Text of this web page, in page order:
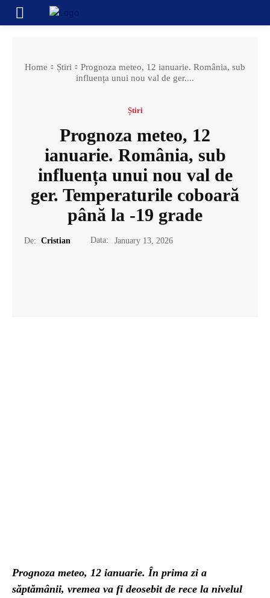
Home Știri
Prognoza meteo, 12 ianuarie. România, sub
influența unui nou val de ger....
Știri
Prognoza meteo, 12
ianuarie. România, sub
influența unui nou val de
ger. Temperaturile coboară
până la -19 grade
De: Cristian Data: January 13, 2026
Prognoza meteo, 12 ianuarie. În prima zi a
săptămânii, vremea va fi deosebit de rece la nivelul